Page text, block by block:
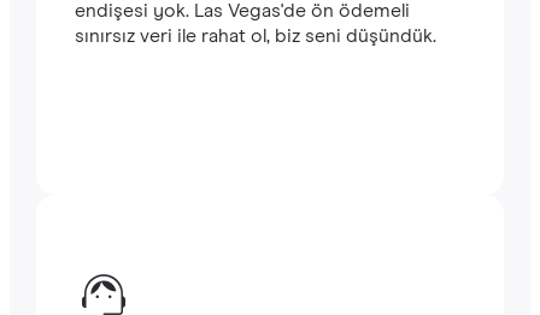
endişesi yok. Las Vegas'de ön ödemeli
sınırsız veri ile rahat ol, biz seni düşündük.